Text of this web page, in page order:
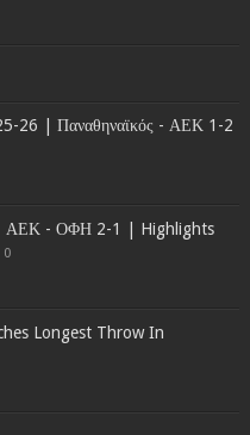
26 | Παναθηναϊκός - ΑΕΚ 1-2
| ΑΕΚ - ΟΦΗ 2-1 | Highlights
0
Longest Throw In